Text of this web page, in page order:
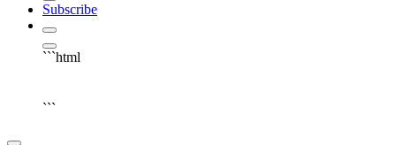
Subscribe
```html
```